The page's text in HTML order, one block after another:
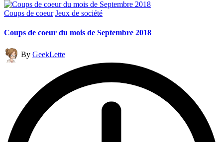
Posted
Coups de coeur Jeux de société
Coups de coeur du mois de Septembre 2018
Posted
by
By GeekLette